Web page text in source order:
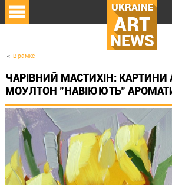
UKRAINE
ART
NEWS
В рамке
ЧАРІВНИЙ МАСТИХІН:
МОУЛТОН "НАВІЮЮТЬ"